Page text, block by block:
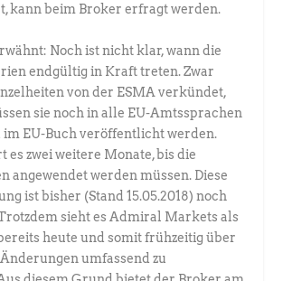
kann beim Broker erfragt werden.
Noch ist nicht klar, wann die
endgültig in Kraft treten. Zwar
von der ESMA verkündet,
sie noch in alle EU-Amtssprachen
im EU-Buch veröffentlicht werden.
es zwei weitere Monate, bis die
angewendet werden müssen. Diese
ist bisher (Stand 15.05.2018) noch
sieht es Admiral Markets als
heute und somit frühzeitig über
umfassend zu